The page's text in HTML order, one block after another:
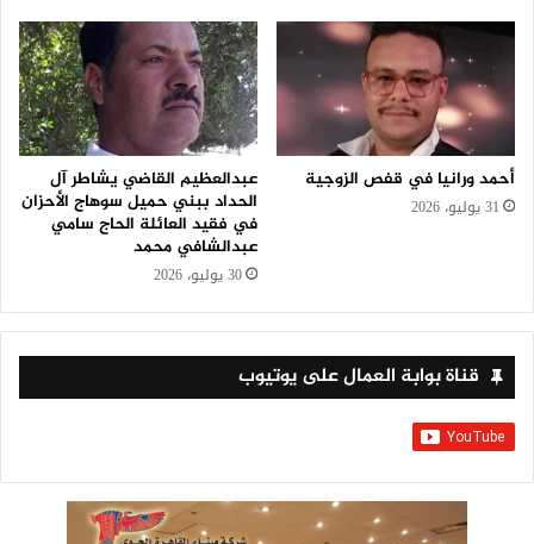
أحمد ورانيا في قفص الزوجية
31 يوليو، 2026
عبدالعظيم القاضي يشاطر آل
الحداد ببني حميل سوهاج الأحزان
في فقيد العائلة الحاج سامي
عبدالشافي محمد
30 يوليو، 2026
قناة بوابة العمال على يوتيوب